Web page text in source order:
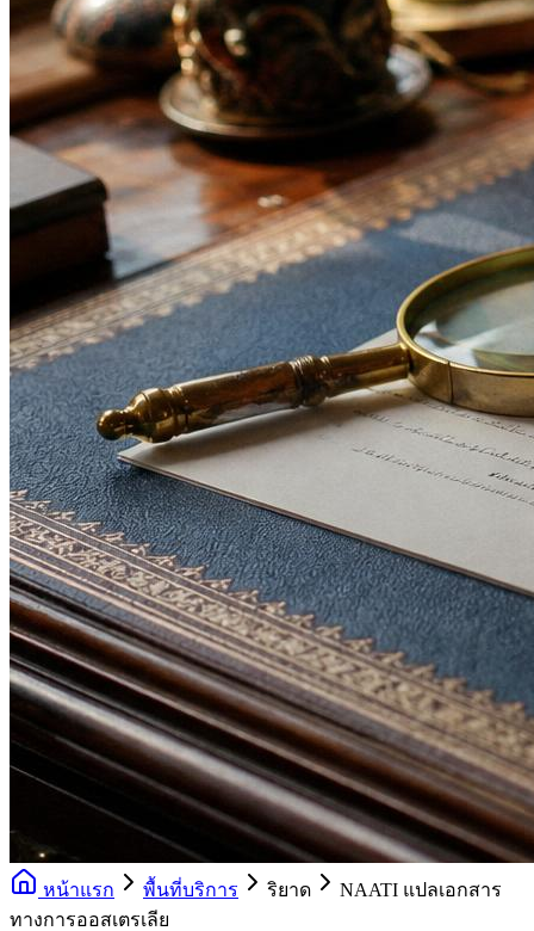
หน้าแรก พื้นที่บริการ ริยาด
NAATI แปลเอกสาร
ทางการออสเตรเลีย